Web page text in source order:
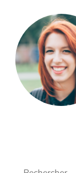
Rechercher :